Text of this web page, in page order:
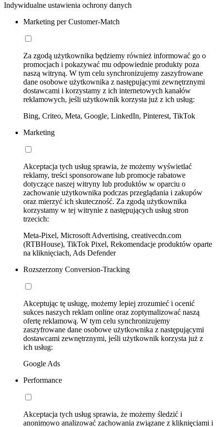
Indywidualne ustawienia ochrony danych
Marketing per Customer-Match
Za zgodą użytkownika będziemy również informować go o
promocjach i pokazywać mu odpowiednie produkty poza
naszą witryną. W tym celu synchronizujemy zaszyfrowane
dane osobowe użytkownika z następującymi zewnętrznymi
dostawcami i korzystamy z ich internetowych kanałów
reklamowych, jeśli użytkownik korzysta już z ich usług:
Bing, Criteo, Meta, Google, LinkedIn, Pinterest, TikTok
Marketing
Akceptacja tych usług sprawia, że możemy wyświetlać
reklamy, treści sponsorowane lub promocje rabatowe
dotyczące naszej witryny lub produktów w oparciu o
zachowanie użytkownika podczas przeglądania i zakupów
oraz mierzyć ich skuteczność. Za zgodą użytkownika
korzystamy w tej witrynie z następujących usług stron
trzecich:
Meta-Pixel, Microsoft Advertising, creativecdn.com
(RTBHouse), TikTok Pixel, Rekomendacje produktów oparte
na kliknięciach, Ads Defender
Rozszerzony Conversion-Tracking
Akceptując tę usługę, możemy lepiej zrozumieć i ocenić
sukces naszych reklam online oraz zoptymalizować naszą
ofertę reklamową. W tym celu synchronizujemy
zaszyfrowane dane osobowe użytkownika z następującymi
dostawcami zewnętrznymi, jeśli użytkownik korzysta już z
ich usług:
Google Ads
Performance
Akceptacja tych usług sprawia, że możemy śledzić i
anonimowo analizować zachowania związane z kliknięciami i